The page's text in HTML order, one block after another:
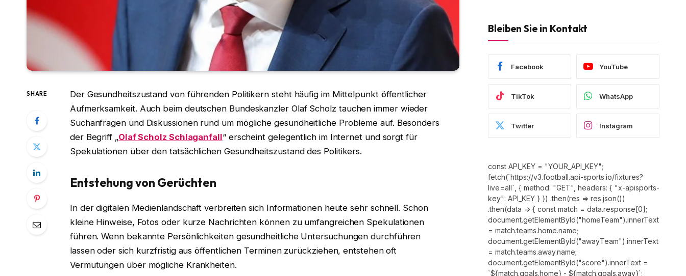
SHARE
Der Gesundheitszustand von führenden Politikern steht häufig im Mittelpunkt öffentlicher
Aufmerksamkeit. Auch beim deutschen Bundeskanzler Olaf Scholz tauchen immer wieder
Suchanfragen und Diskussionen rund um mögliche gesundheitliche Probleme auf. Besonders
der Begriff „Olaf Scholz Schlaganfall“ erscheint gelegentlich im Internet und sorgt für
Spekulationen über den tatsächlichen Gesundheitszustand des Politikers.
Entstehung von Gerüchten
In der digitalen Medienlandschaft verbreiten sich Informationen heute sehr schnell. Schon
kleine Hinweise, Fotos oder kurze Nachrichten können zu umfangreichen Spekulationen
führen. Wenn bekannte Persönlichkeiten gesundheitliche Untersuchungen durchführen
lassen oder sich kurzfristig aus öffentlichen Terminen zurückziehen, entstehen oft
Vermutungen über mögliche Krankheiten.
Bleiben Sie in Kontakt
Facebook YouTube
TikTok WhatsApp
Twitter Instagram
const API_KEY = "YOUR_API_KEY";
fetch(`https://v3.football.api-sports.io/fixtures?
live=all`, { method: "GET", headers: { "x-apisports-
key": API_KEY } }) .then(res => res.json())
.then(data => { const match = data.response[0];
document.getElementById("homeTeam").innerText
= match.teams.home.name;
document.getElementById("awayTeam").innerText
= match.teams.away.name;
document.getElementById("score").innerText =
`${match.goals.home} - ${match.goals.away}`;